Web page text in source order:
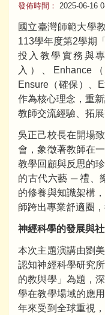
發佈時間：
2025-06-16
國立臺灣師範大學
113學年度第2學期
投入教學實務與
入）、Enhance
Ensure（確保）、
作為核心理念，重
教師交流經驗、拓
吳正己校長在開場
會，象徵著教師在
教學回顧與反思的
的古代六藝 ─ 禮、
的修養與知識架構
師跨出專業舒適圈
神經科學的發展與
本次主題演講由劉
認知神經科學研究
的教與學」為題，
學在教學場域的應
年來受到全球重視